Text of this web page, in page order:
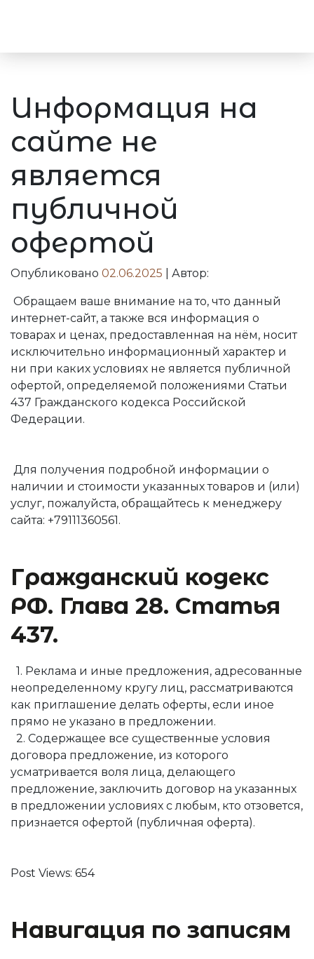
Информация на
сайте не
является
публичной
офертой
Опубликовано 02.06.2025 Автор:
Обращаем ваше внимание на то, что данный
интернет-сайт, а также вся информация о
товарах и ценах, предоставленная на нём, носит
исключительно информационный характер и
ни при каких условиях не является публичной
офертой, определяемой положениями Статьи
437 Гражданского кодекса Российской
Федерации.
Для получения подробной информации о
наличии и стоимости указанных товаров и (или)
услуг, пожалуйста, обращайтесь к менеджеру
сайта: +79111360561.
Гражданский кодекс
РФ. Глава 28. Статья
437.
1. Реклама и иные предложения, адресованные
неопределенному кругу лиц, рассматриваются
как приглашение делать оферты, если иное
прямо не указано в предложении.
2. Содержащее все существенные условия
договора предложение, из которого
усматривается воля лица, делающего
предложение, заключить договор на указанных
в предложении условиях с любым, кто отзовется,
признается офертой (публичная оферта).
Post Views: 654
Навигация по записям